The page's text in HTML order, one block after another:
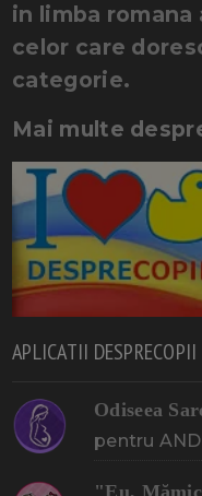
in limba
celor care
categorie.
Mai multe
APLICATII DESPRECOPII
Odiseea
pentru
"Eu,